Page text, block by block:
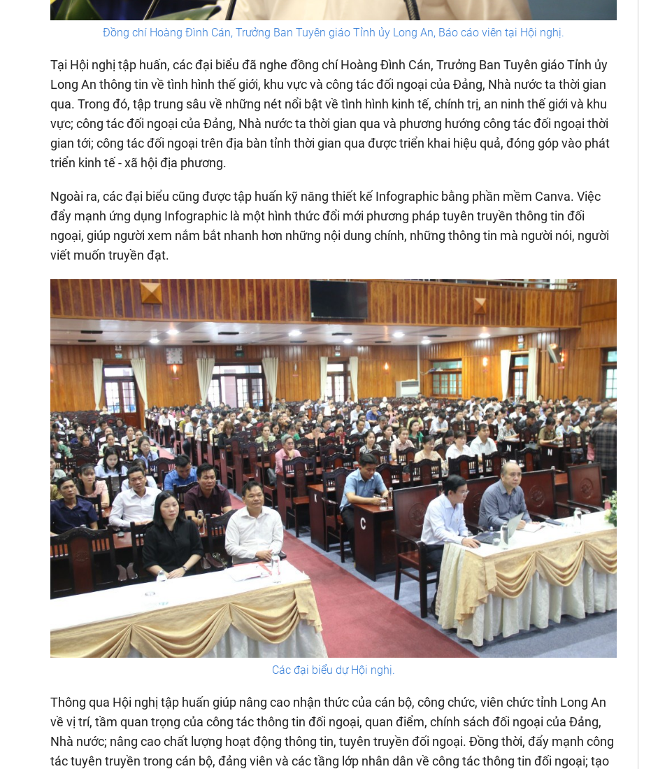
Đồng chí Hoàng Đình Cán, Trưởng Ban Tuyên giáo Tỉnh ủy Long An, Báo cáo viên tại Hội nghị.
Tại Hội nghị tập huấn, các đại biểu đã nghe đồng chí Hoàng Đình Cán, Trưởng Ban Tuyên giáo Tỉnh ủy
Long An thông tin về tình hình thế giới, khu vực và công tác đối ngoại của Đảng, Nhà nước ta thời gian
qua. Trong đó, tập trung sâu về những nét nổi bật về tình hình kinh tế, chính trị, an ninh thế giới và khu
vực; công tác đối ngoại của Đảng, Nhà nước ta thời gian qua và phương hướng công tác đối ngoại thời
gian tới; công tác đối ngoại trên địa bàn tỉnh thời gian qua được triển khai hiệu quả, đóng góp vào phát
triển kinh tế - xã hội địa phương.
Ngoài ra, các đại biểu cũng được tập huấn kỹ năng thiết kế Infographic bằng phần mềm Canva. Việc
đẩy mạnh ứng dụng Infographic là một hình thức đổi mới phương pháp tuyên truyền thông tin đối
ngoại, giúp người xem nắm bắt nhanh hơn những nội dung chính, những thông tin mà người nói, người
viết muốn truyền đạt.
Các đại biểu dự Hội nghị.
Thông qua Hội nghị tập huấn giúp nâng cao nhận thức của cán bộ, công chức, viên chức tỉnh Long An
về vị trí, tầm quan trọng của công tác thông tin đối ngoại, quan điểm, chính sách đối ngoại của Đảng,
Nhà nước; nâng cao chất lượng hoạt động thông tin, tuyên truyền đối ngoại. Đồng thời, đẩy mạnh công
tác tuyên truyền trong cán bộ, đảng viên và các tầng lớp nhân dân về công tác thông tin đối ngoại; tạo